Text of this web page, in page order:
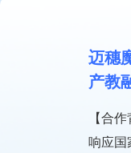
迈穗
产教
【合作
响应国